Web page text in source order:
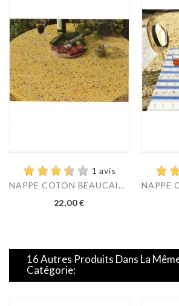
1 avis
NAPPE COTON BEAUCAIRE...
Prix
22,00 €
16 Autres Produits Dans La
Catégorie: